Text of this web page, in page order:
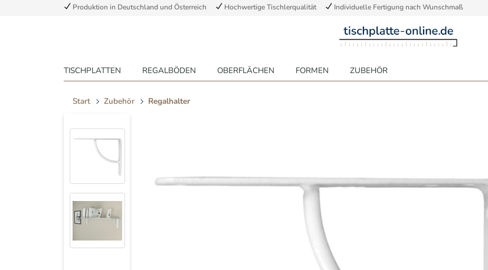
Produktion in Deutschland und Österreich Hochwertige Tischlerqualität Individuelle Fertigung nach Wunschmaß
TISCHPLATTEN REGALBÖDEN OBERFLÄCHEN FORMEN ZUBEHÖR
Start Zubehör Regalhalter